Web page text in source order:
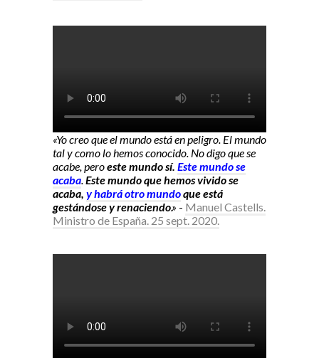
«Yo creo que el mundo está en peligro. El mundo
tal y como lo hemos conocido. No digo que se
acabe, peroeste mundo sí. Este mundo se
acaba.Este mundo que hemos vivido se
acaba, y habrá otro mundoque está
gestándose y renaciendo.» - Manuel Castells.
Ministro de España. 25 sept. 2020.